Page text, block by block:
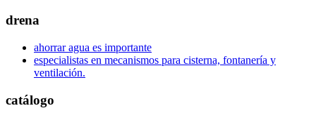
drena
ahorrar agua es importante
especialistas en mecanismos para cisterna, fontanería y
ventilación.
catálogo